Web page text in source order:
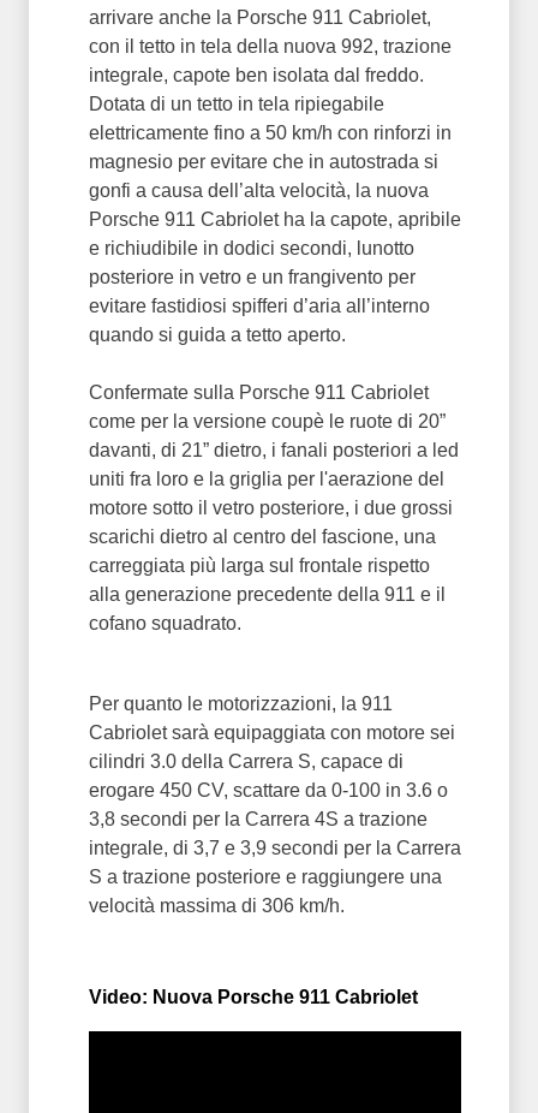
arrivare anche la Porsche 911 Cabriolet,
con il tetto in tela della nuova 992, trazione
integrale, capote ben isolata dal freddo.
Dotata di un tetto in tela ripiegabile
elettricamente fino a 50 km/h con rinforzi in
magnesio per evitare che in autostrada si
gonfi a causa dell’alta velocità, la nuova
Porsche 911 Cabriolet ha la capote, apribile
e richiudibile in dodici secondi, lunotto
posteriore in vetro e un frangivento per
evitare fastidiosi spifferi d’aria all’interno
quando si guida a tetto aperto.
Confermate sulla Porsche 911 Cabriolet
come per la versione coupè le ruote di 20”
davanti, di 21” dietro, i fanali posteriori a led
uniti fra loro e la griglia per l'aerazione del
motore sotto il vetro posteriore, i due grossi
scarichi dietro al centro del fascione, una
carreggiata più larga sul frontale rispetto
alla generazione precedente della 911 e il
cofano squadrato.
Per quanto le motorizzazioni, la 911
Cabriolet sarà equipaggiata con motore sei
cilindri 3.0 della Carrera S, capace di
erogare 450 CV, scattare da 0-100 in 3.6 o
3,8 secondi per la Carrera 4S a trazione
integrale, di 3,7 e 3,9 secondi per la Carrera
S a trazione posteriore e raggiungere una
velocità massima di 306 km/h.
Video: Nuova Porsche 911 Cabriolet